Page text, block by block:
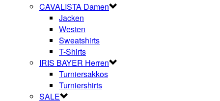
CAVALISTA Damen
Jacken
Westen
Sweatshirts
T-Shirts
IRIS BAYER Herren
Turniersakkos
Turniershirts
SALE